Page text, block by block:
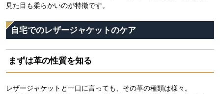
見た目も柔らかいのが特徴です。
自宅でのレザージャケットのケア
まずは革の性質を知る
レザージャケットと一口に言っても、その革の種類は様々。